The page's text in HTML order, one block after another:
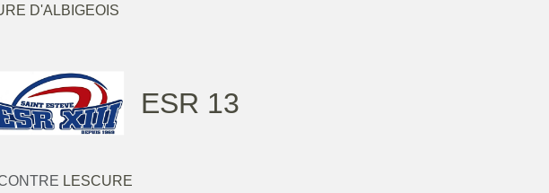
D'ALBIGEOIS
ESR 13
LESCURE